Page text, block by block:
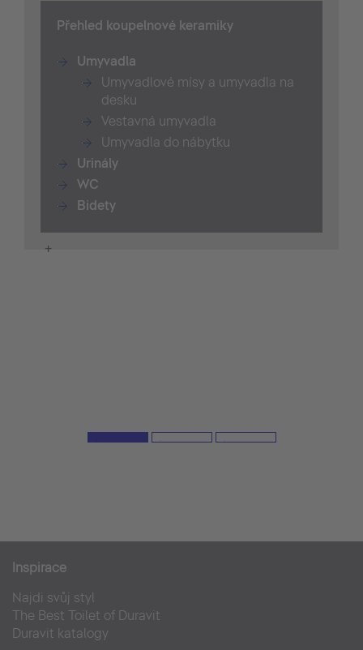
Přehled koupelnové keramiky
Umyvadla
Umyvadlové mísy a umyvadla na
desku
Vestavná umyvadla
Umyvadla do nábytku
Urinály
WC
Bidety
Inspirace
Najdi svůj styl
The Best Toilet of Duravit
Duravit katalogy